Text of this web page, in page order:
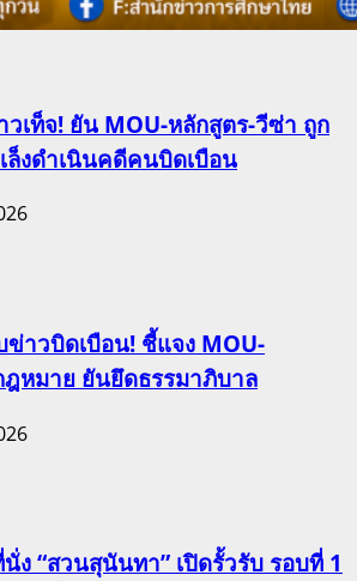
วเท็จ! ยัน MOU-หลักสูตร-วีซ่า ถูก
ล็งดำเนินคดีคนบิดเบือน
ข่าวบิดเบือน! ชี้แจง MOU-
หมาย ยันยึดธรรมาภิบาล
ง “สวนสุนันทา” เปิดรั้วรับ รอบที่ 1